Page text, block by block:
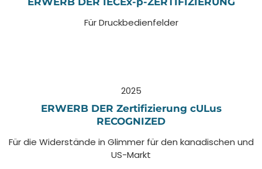
Für Druckbedienfelder
2025
ERWERB DER Zertifizierung cULus
RECOGNIZED
Für die Widerstände in Glimmer für den kanadischen und
US-Markt